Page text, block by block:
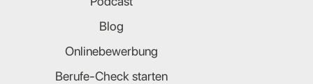
Blog
Onlinebewerbung
Berufe-Check starten